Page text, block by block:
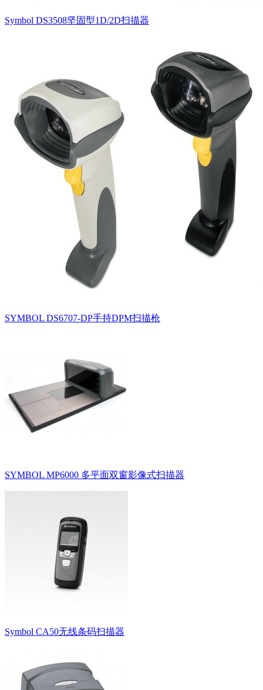
Symbol DS3508坚固型1D/2D扫描器
SYMBOL DS6707-DP手持DPM扫描枪
SYMBOL MP6000 多平面双窗影像式扫描器
Symbol CA50无线条码扫描器